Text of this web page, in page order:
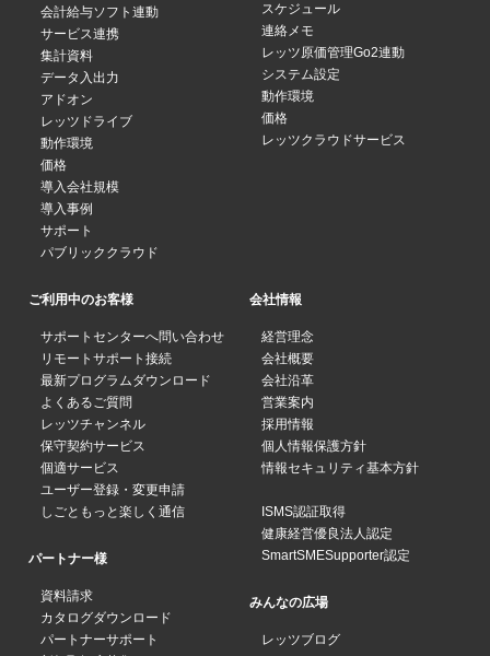
会計給与ソフト連動
サービス連携
集計資料
データ入出力
アドオン
レッツドライブ
動作環境
価格
導入会社規模
導入事例
サポート
パブリッククラウド
スケジュール
連絡メモ
レッツ原価管理Go2連動
システム設定
動作環境
価格
レッツクラウドサービス
ご利用中のお客様
サポートセンターへ問い合わせ
リモートサポート接続
最新プログラムダウンロード
よくあるご質問
レッツチャンネル
保守契約サービス
個適サービス
ユーザー登録・変更申請
しごともっと楽しく通信
パートナー様
資料請求
カタログダウンロード
パートナーサポート
会社情報
経営理念
会社概要
会社沿革
営業案内
採用情報
個人情報保護方針
情報セキュリティ基本方針
ISMS認証取得
健康経営優良法人認定
SmartSMESupporter認定
みんなの広場
レッツブログ